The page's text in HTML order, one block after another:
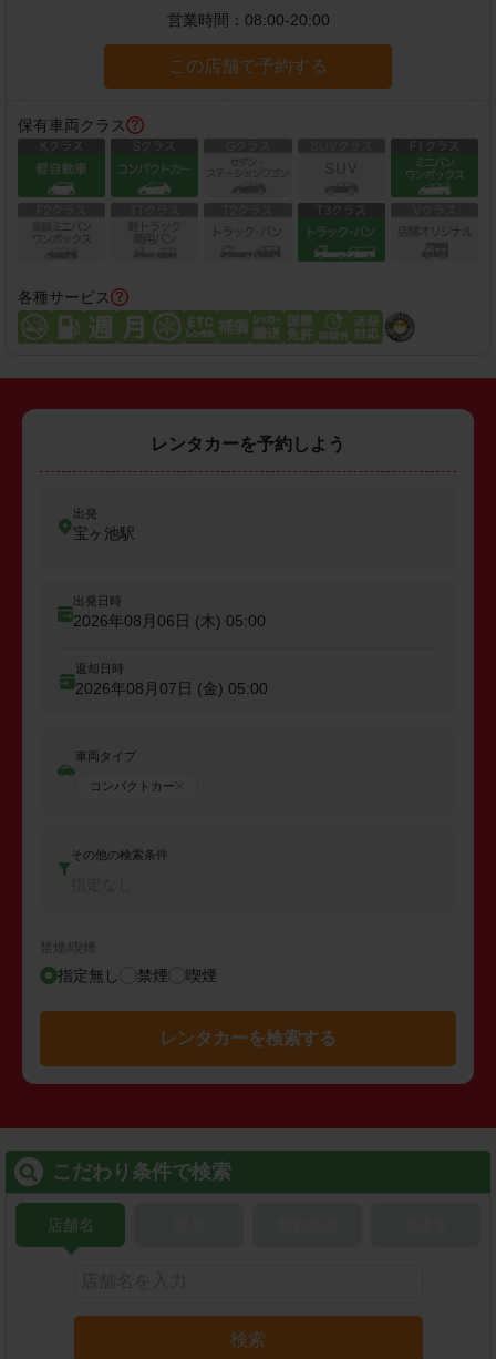
営業時間： 08:00-20:00
この店舗で予約する
保有車両クラス
各種サービス
レンタカーを予約しよう
出発
宝ヶ池駅
出発日時
2026年08月06日 (木) 05:00
返却日時
2026年08月07日 (金) 05:00
車両タイプ
コンパクトカー
その他の検索条件
禁煙/喫煙
指定無し 禁煙 喫煙
レンタカーを検索する
こだわり条件で検索
店舗名
検索